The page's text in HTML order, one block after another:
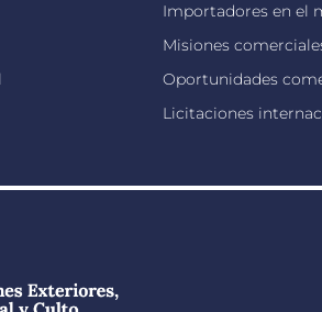
Importadores en el
Misiones
Oportunidades
Licitaciones